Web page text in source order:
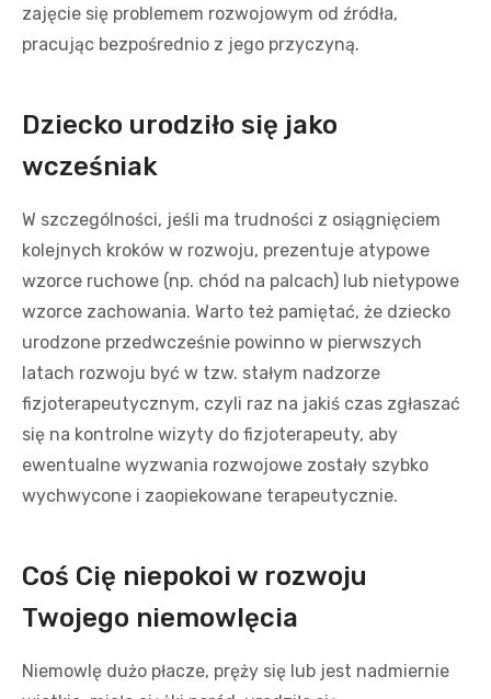
zajęcie się problemem rozwojowym od źródła,
pracując bezpośrednio z jego przyczyną.
Dziecko urodziło się jako
wcześniak
W szczególności, jeśli ma trudności z osiągnięciem
kolejnych kroków w rozwoju, prezentuje atypowe
wzorce ruchowe (np. chód na palcach) lub nietypowe
wzorce zachowania. Warto też pamiętać, że dziecko
urodzone przedwcześnie powinno w pierwszych
latach rozwoju być w tzw. stałym nadzorze
fizjoterapeutycznym, czyli raz na jakiś czas zgłaszać
się na kontrolne wizyty do fizjoterapeuty, aby
ewentualne wyzwania rozwojowe zostały szybko
wychwycone i zaopiekowane terapeutycznie.
Coś Cię niepokoi w rozwoju
Twojego niemowlęcia
Niemowlę dużo płacze, pręży się lub jest nadmiernie